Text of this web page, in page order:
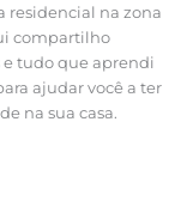
residencial na zona
compartilho
e tudo que aprendi
ajudar você a ter
na sua casa.